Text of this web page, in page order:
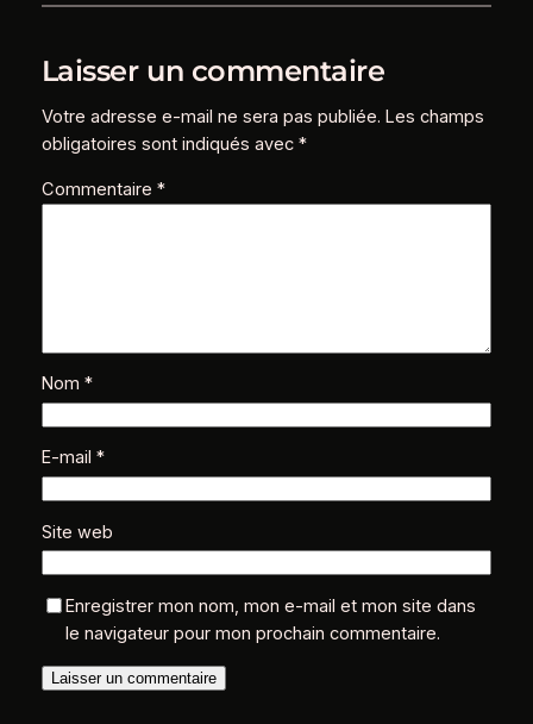
Laisser un commentaire
Votre adresse e-mail ne sera pas publiée. Les champs
obligatoires sont indiqués avec *
Commentaire *
Nom *
E-mail *
Site web
Enregistrer mon nom, mon e-mail et mon site dans
le navigateur pour mon prochain commentaire.